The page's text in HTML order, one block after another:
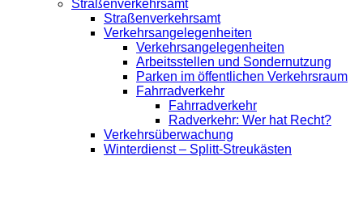
Straßenverkehrsamt
Straßenverkehrsamt
Verkehrsangelegenheiten
Verkehrsangelegenheiten
Arbeitsstellen und Sondernutzung
Parken im öffentlichen Verkehrsraum
Fahrradverkehr
Fahrradverkehr
Radverkehr: Wer hat Recht?
Verkehrsüberwachung
Winterdienst – Splitt-Streukästen